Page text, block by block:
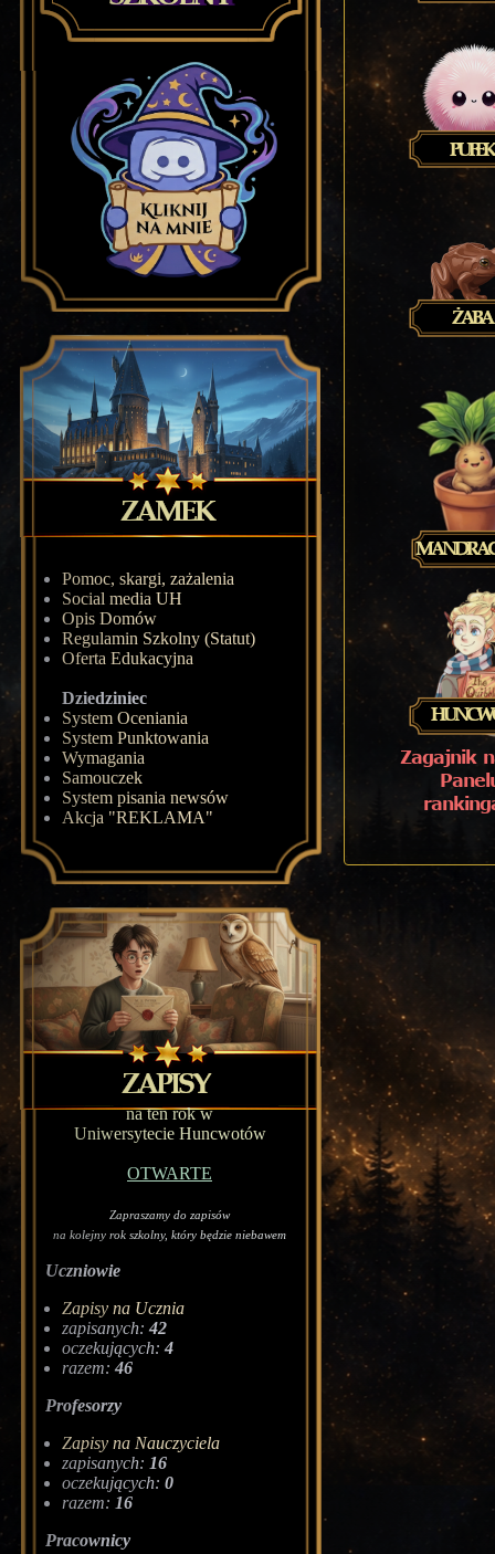
Pomoc, skargi, zażalenia
Social media UH
Opis Domów
Regulamin Szkolny (Statut)
Oferta Edukacyjna
Dziedziniec
System Oceniania
System Punktowania
Wymagania
Samouczek
System pisania newsów
Akcja "REKLAMA"
na ten rok w
Uniwersytecie Huncwotów
OTWARTE
Zapraszamy do zapisów
na kolejny rok szkolny, który będzie niebawem
Uczniowie
Zapisy na Ucznia
zapisanych: 42
oczekujących: 4
razem: 46
Profesorzy
Zapisy na Nauczyciela
zapisanych: 16
oczekujących: 0
razem: 16
Pracownicy